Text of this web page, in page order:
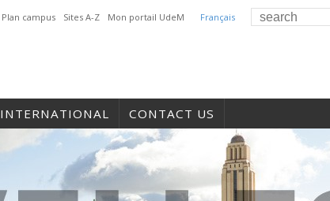
Français
Plan campus Sites A-Z Mon portail UdeM
INTERNATIONAL CONTACT US